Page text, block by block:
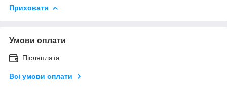
Приховати
Умови оплати
Післяплата
Всі умови оплати